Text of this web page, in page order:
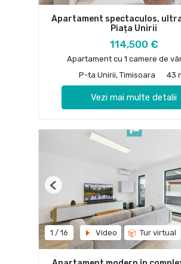
Apartament spectaculos,
Piața Unirii
114,500 €
Apartament cu 1 camere de
P-ta Unirii, Timisoara
43
Vezi mai multe detalii
1 / 16 Video Tur virtual
Previous